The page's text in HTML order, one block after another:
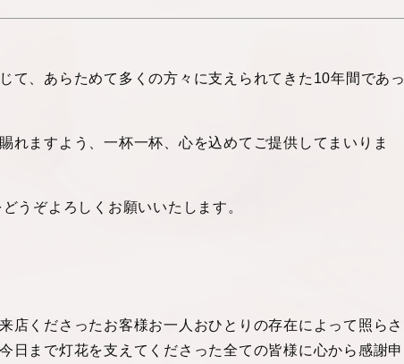
て、あらためて多くの方々に支えられてきた10年間であっ
れますよう、一杯一杯、心を込めてご提供してまいりま
うぞよろしくお願いいたします。
店くださったお客様お一人おひとりの存在によって照らさ
日まで灯花を支えてくださった全ての皆様に心から感謝申